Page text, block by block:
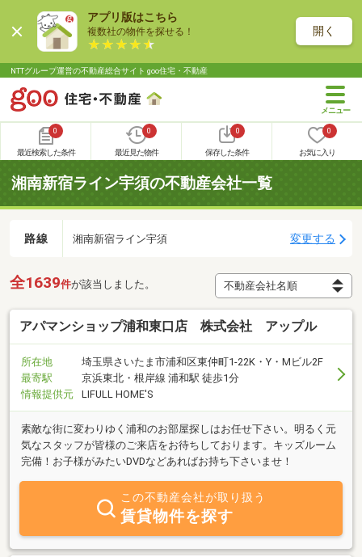
アプリ版はこちら
複数社の物件を探せる！ 開く
NTTグループ運営の不動産総合サイト goo住宅・不動産
0
最近検索した条件
0
最近見た物件
0
保存した条件
0
お気に入り
湘南新宿ライン宇須の不動産会社一覧
路線 湘南新宿ライン宇須 変更する
全1639件が該当しました。
アパマンショップ浦和東口店 株式会社 アップル
所在地
埼玉県さいたま市浦和区東仲町1-22K・Y・Mビル2F
最寄駅
京浜東北・根岸線 浦和駅 徒歩1分
情報提供元
LIFULL HOME'S
素敵な街に変わりゆく浦和のお部屋探しはお任せ下さい。明るく元
気なスタッフが皆様のご来店をお待ちしております。キッズルーム
完備！お子様がみたいDVDなどあればお持ち下さいませ！
この不動産会社が取り扱う
賃貸物件を探す